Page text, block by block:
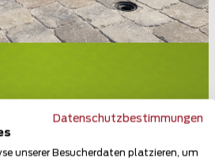
Teilen
Datenschutzbestimmungen
unserer Besucherdaten platzieren, um